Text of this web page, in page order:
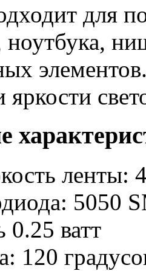
для
ноутбука,
яркости
ленты:
5050
ватт
120